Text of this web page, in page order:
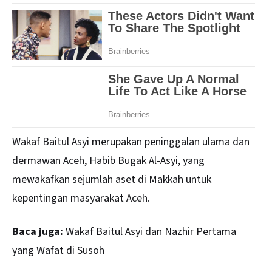
Wakaf Baitul Asyi merupakan peninggalan ulama dan
dermawan Aceh, Habib Bugak Al-Asyi, yang
mewakafkan sejumlah aset di Makkah untuk
kepentingan masyarakat Aceh.
Baca juga: Wakaf Baitul Asyi dan Nazhir Pertama
yang Wafat di Susoh